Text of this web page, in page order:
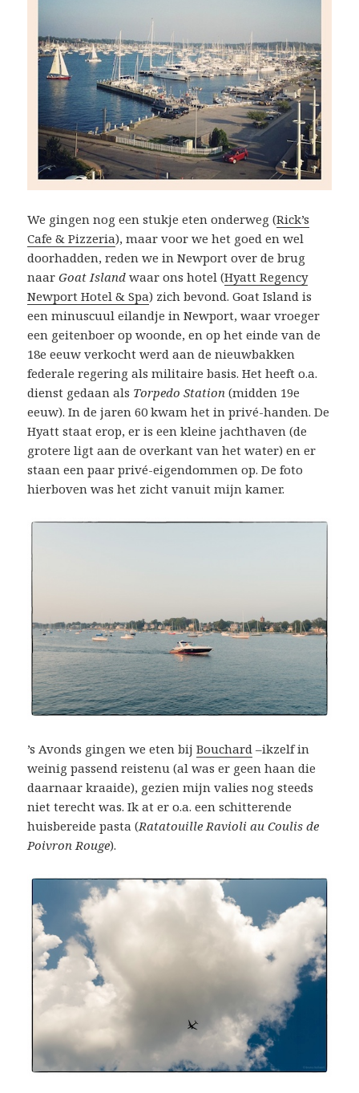
We gingen nog een stukje eten onderweg (Rick’s
Cafe & Pizzeria), maar voor we het goed en wel
doorhadden, reden we in Newport over de brug
naarGoat Island waar ons hotel (Hyatt Regency
Newport Hotel & Spa) zich bevond. Goat Island is
een minuscuul eilandje in Newport, waar vroeger
een geitenboer op woonde, en op het einde van de
18e eeuw verkocht werd aan de nieuwbakken
federale regering als militaire basis. Het heeft o.a.
dienst gedaan als Torpedo Station (midden 19e
eeuw). In de jaren 60 kwam het in privé-handen. De
Hyatt staat erop, er is een kleine jachthaven (de
grotere ligt aan de overkant van het water) en er
staan een paar privé-eigendommen op. De foto
hierboven was het zicht vanuit mijn kamer.
’s Avonds gingen we eten bijBouchard –ikzelf in
weinig passend reistenu (al was er geen haan die
daarnaar kraaide), gezien mijn valies nog steeds
niet terecht was. Ik at er o.a. een schitterende
huisbereide pasta (Ratatouille Ravioli au Coulis de
Poivron Rouge).